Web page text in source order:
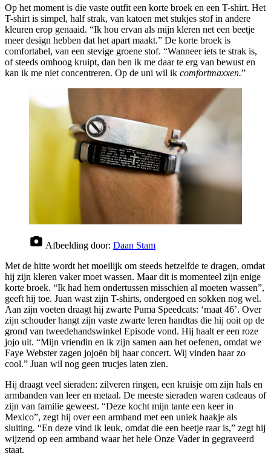
Op het moment is die vaste outfit een korte broek en een T-shirt. Het
T-shirt is simpel, half strak, van katoen met stukjes stof in andere
kleuren erop genaaid. “Ik hou ervan als mijn kleren net een beetje
meer design hebben dat het apart maakt.” De korte broek is
comfortabel, van een stevige groene stof. “Wanneer iets te strak is,
of steeds omhoog kruipt, dan ben ik me daar te erg van bewust en
kan ik me niet concentreren. Op de uni wil ik comfortmaxxen.”
Afbeelding door: Daan Stam
Met de hitte wordt het moeilijk om steeds hetzelfde te dragen, omdat
hij zijn kleren vaker moet wassen. Maar dit is momenteel zijn enige
korte broek. “Ik had hem ondertussen misschien al moeten wassen”,
geeft hij toe. Juan wast zijn T-shirts, ondergoed en sokken nog wel.
Aan zijn voeten draagt hij zwarte Puma Speedcats: ‘maat 46’. Over
zijn schouder hangt zijn vaste zwarte leren handtas die hij ooit op de
grond van tweedehandswinkel Episode vond. Hij haalt er een roze
jojo uit. “Mijn vriendin en ik zijn samen aan het oefenen, omdat we
Faye Webster zagen jojoën bij haar concert. Wij vinden haar zo
cool.” Juan wil nog geen trucjes laten zien.
Hij draagt veel sieraden: zilveren ringen, een kruisje om zijn hals en
armbanden van leer en metaal. De meeste sieraden waren cadeaus of
zijn van familie geweest. “Deze kocht mijn tante een keer in
Mexico”, zegt hij over een armband met een uniek haakje als
sluiting. “En deze vind ik leuk, omdat die een beetje raar is,” zegt hij
wijzend op een armband waar het hele Onze Vader in gegraveerd
staat.